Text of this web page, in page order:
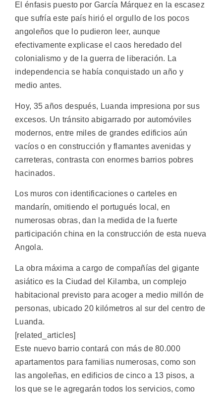
El énfasis puesto por García Márquez en la escasez
que sufría este país hirió el orgullo de los pocos
angoleños que lo pudieron leer, aunque
efectivamente explicase el caos heredado del
colonialismo y de la guerra de liberación. La
independencia se había conquistado un año y
medio antes.
Hoy, 35 años después, Luanda impresiona por sus
excesos. Un tránsito abigarrado por automóviles
modernos, entre miles de grandes edificios aún
vacíos o en construcción y flamantes avenidas y
carreteras, contrasta con enormes barrios pobres
hacinados.
Los muros con identificaciones o carteles en
mandarín, omitiendo el portugués local, en
numerosas obras, dan la medida de la fuerte
participación china en la construcción de esta nueva
Angola.
La obra máxima a cargo de compañías del gigante
asiático es la Ciudad del Kilamba, un complejo
habitacional previsto para acoger a medio millón de
personas, ubicado 20 kilómetros al sur del centro de
Luanda.
[related_articles]
Este nuevo barrio contará con más de 80.000
apartamentos para familias numerosas, como son
las angoleñas, en edificios de cinco a 13 pisos, a
los que se le agregarán todos los servicios, como